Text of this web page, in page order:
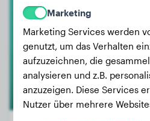
Marketing
Marketing Services werden
genutzt, um das Verhalten
aufzuzeichnen, die
analysieren und z.B.
anzuzeigen. Diese Services
Nutzer über mehrere